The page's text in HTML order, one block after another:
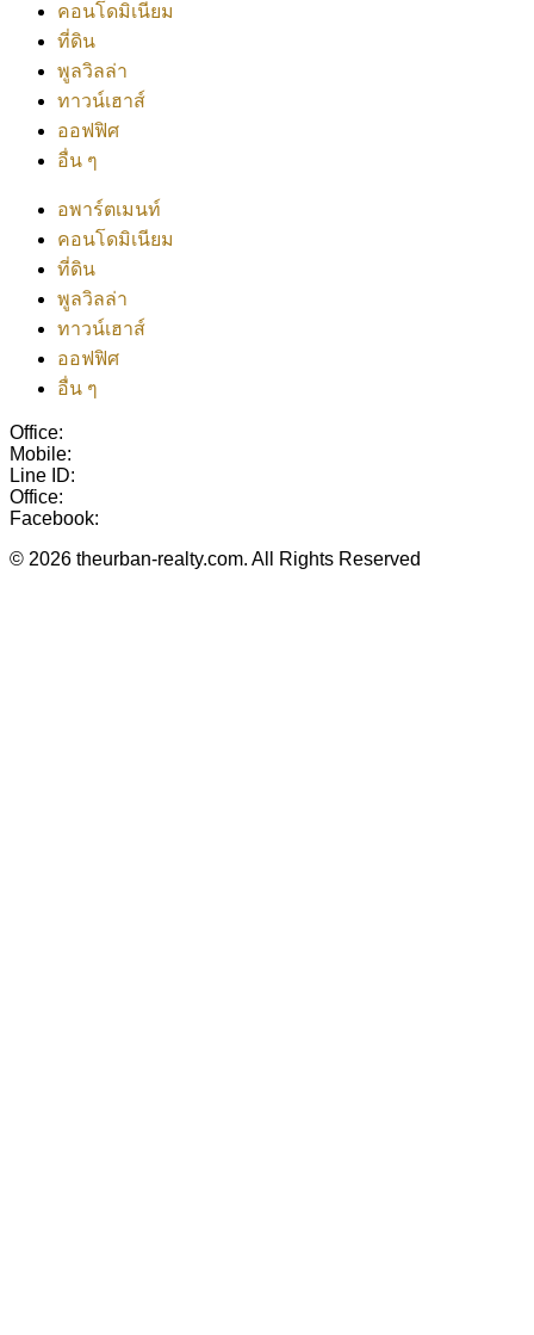
คอนโดมิเนียม
ที่ดิน
พูลวิลล่า
ทาวน์เฮาส์
ออฟฟิศ
อื่น ๆ
อพาร์ตเมนท์
คอนโดมิเนียม
ที่ดิน
พูลวิลล่า
ทาวน์เฮาส์
ออฟฟิศ
อื่น ๆ
Office:
Mobile:
Line ID:
Office:
Facebook:
© 2026 theurban-realty.com. All Rights Reserved